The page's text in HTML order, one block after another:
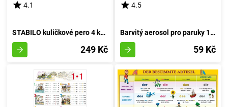
4.1
STABILO kuličkové pero 4 kusy Sada
249 Kč
4.5
Barvitý aerosol pro paruky 140ml
59 Kč